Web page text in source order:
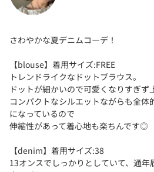
さわやかな夏デニムコーデ！
【blouse】着用サイズ:FREE
トレンドライクなドットブラウス。
ドットが細かいので可愛くなりすぎず
コンパクトなシルエットながらも全体
になっているので
伸縮性があって着心地も楽ちんです◎
【denim】着用サイズ:38
13オンスでしっかりとしていて、通年